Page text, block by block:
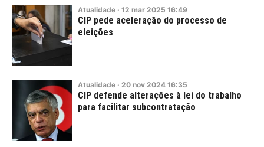
Atualidade · 12 mar 2025 16:49
CIP pede aceleração do processo de
eleições
Atualidade · 20 nov 2024 16:35
CIP defende alterações à lei do trabalho
para facilitar subcontratação